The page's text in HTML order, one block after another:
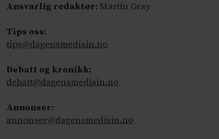
Ansvarlig redaktør: Martin Gray
Tips oss:
tips@dagensmedisin.no
Debatt og kronikk:
debatt@dagensmedisin.no
Annonser:
annonser@dagensmedisin.no